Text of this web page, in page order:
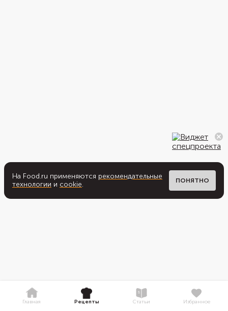
На Food.ru применяются рекомендательные
технологии и cookie. ПОНЯТНО
Главная Рецепты Статьи Избранное